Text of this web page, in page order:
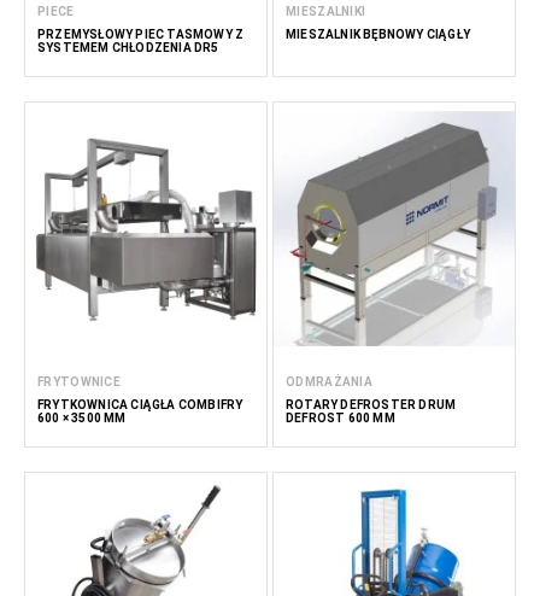
PIECE
PRZEMYSŁOWY PIEC TAŚMOWY Z
SYSTEMEM CHŁODZENIA DR5
MIESZALNIKI
MIESZALNIK BĘBNOWY CIĄGŁY
FRYTOWNICE
FRYTKOWNICA CIĄGŁA COMBIFRY
600 × 3500 MM
ODMRAŻANIA
ROTARY DEFROSTER DRUM
DEFROST 600 MM